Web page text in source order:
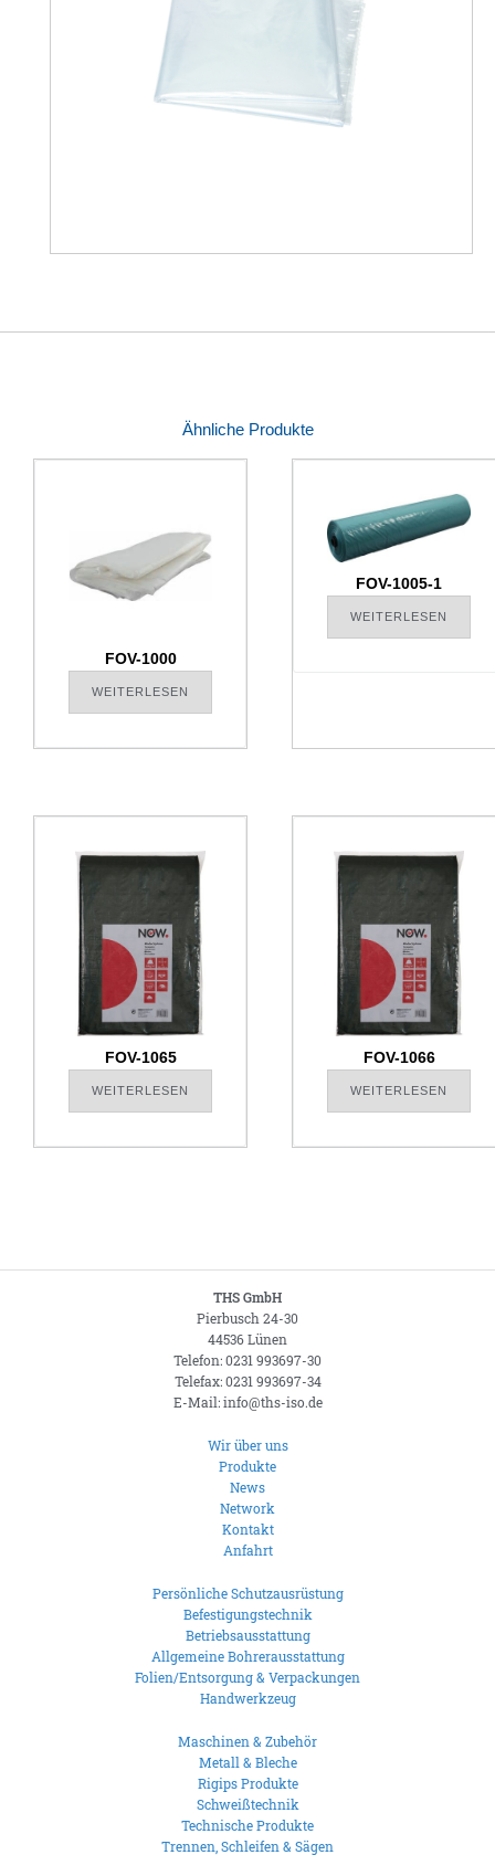
Ähnliche Produkte
FOV-1000
WEITERLESEN
FOV-1005-1
WEITERLESEN
FOV-1065
WEITERLESEN
FOV-1066
WEITERLESEN
THS GmbH
Pierbusch 24-30
44536 Lünen
Telefon: 0231 993697-30
Telefax: 0231 993697-34
E-Mail: info@ths-iso.de
Wir über uns
Produkte
News
Network
Kontakt
Anfahrt
Persönliche Schutzausrüstung
Befestigungstechnik
Betriebsausstattung
Allgemeine Bohrerausstattung
Folien/Entsorgung & Verpackungen
Handwerkzeug
Maschinen & Zubehör
Metall & Bleche
Rigips Produkte
Schweißtechnik
Technische Produkte
Trennen, Schleifen & Sägen